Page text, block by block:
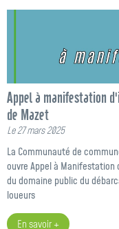
Appel à manifestation
de Mazet
Le 27 mars 2025
La Communauté de
ouvre Appel à Manifestation
du domaine public du
loueurs
En savoir +